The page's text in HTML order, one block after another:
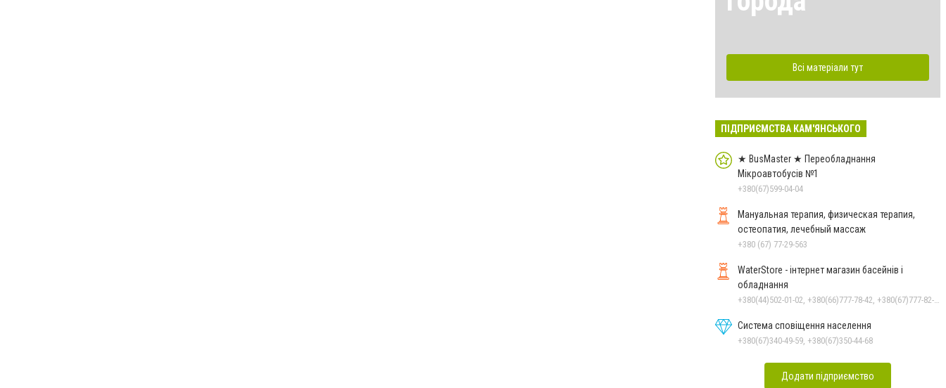
Всі матеріали тут
ПІДПРИЄМСТВА КАМ'ЯНСЬКОГО
★ BusMaster ★ Переобладнання
Мікроавтобусів №1
+380(67)599-04-04
Мануальная терапия, физическая терапия,
остеопатия, лечебный массаж
+380 (67) 77-29-563
WaterStore - інтернет магазин басейнів і
обладнання
Система сповіщення населення
+380(67)340-49-59, +380(67)350-44-68
Додати підприємство